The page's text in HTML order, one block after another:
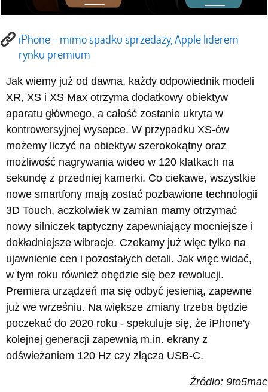
iPhone - mimo spadku sprzedaży, Apple liderem
rynku premium
Jak wiemy już od dawna, każdy odpowiednik modeli
XR, XS i XS Max otrzyma dodatkowy obiektyw
aparatu głównego, a całość zostanie ukryta w
kontrowersyjnej wysepce. W przypadku XS-ów
możemy liczyć na obiektyw szerokokątny oraz
możliwość nagrywania wideo w 120 klatkach na
sekundę z przedniej kamerki. Co ciekawe, wszystkie
nowe smartfony mają zostać pozbawione technologii
3D Touch, aczkolwiek w zamian mamy otrzymać
nowy silniczek taptyczny zapewniający mocniejsze i
dokładniejsze wibracje. Czekamy już więc tylko na
ujawnienie cen i pozostałych detali. Jak więc widać,
w tym roku również obędzie się bez rewolucji.
Premiera urządzeń ma się odbyć jesienią, zapewne
już we wrześniu. Na większe zmiany trzeba będzie
poczekać do 2020 roku - spekuluje się, że iPhone'y
kolejnej generacji zapewnią m.in. ekrany z
odświeżaniem 120 Hz czy złącza USB-C.
Źródło: 9to5mac